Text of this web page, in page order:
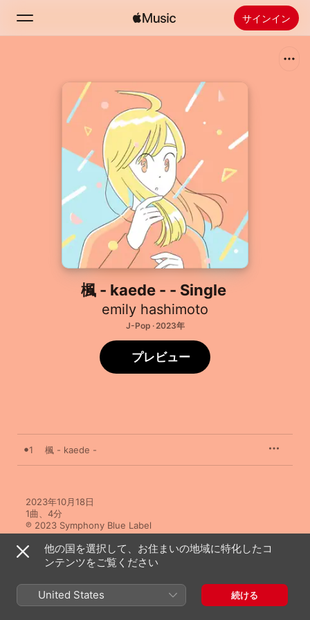
サインイン
新着おすすめ
Apple Musicをインストール
楓 - kaede - - Single
emily hashimoto
J-Pop · 2023年
プレビュー
1 楓 - kaede -
2023年10月18日
1曲、4分
℗ 2023 Symphony Blue Label
emily hashimotoのその他の作品
他の国を選択して、お住まいの地域に特化したコ
ンテンツをご覧ください
United States 続ける